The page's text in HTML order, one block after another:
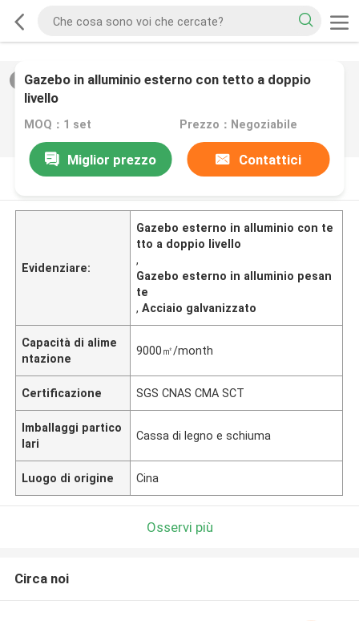
/0
Gazebo in alluminio esterno con tetto a doppio
livello
MOQ：1 set Prezzo：Negoziabile
Miglior prezzo
Contattici
DESCRIZIONE DI PRODOTTO
Evidenziare:
Gazebo esterno in alluminio con te
tto a doppio livello
,
Gazebo esterno in alluminio pesan
te
,Acciaio galvanizzato
Capacità di alime
ntazione
9000㎡/month
Certificazione SGS CNAS CMA SCT
Imballaggi partico
lari
Cassa di legno e schiuma
Luogo di origine Cina
Osservi più
Circa noi